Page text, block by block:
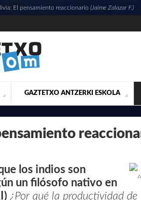
ACTUALIDAD CONTACTO
GAZTETXO ANTZERKI ESKOLA
PRESENTACIÓN MUSICALES
El pensamiento reaccionario (Jaime Zalazar F.)
los indios son
un filósofo nativo en
¿Por qué la productividad